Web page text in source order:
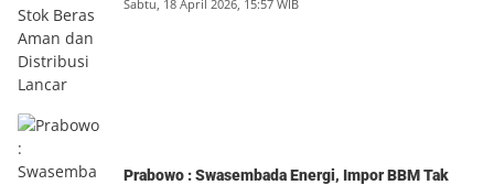
Sabtu, 18 April 2026, 15:57 WIB
Prabowo : Swasembada Energi, Impor BBM Tak